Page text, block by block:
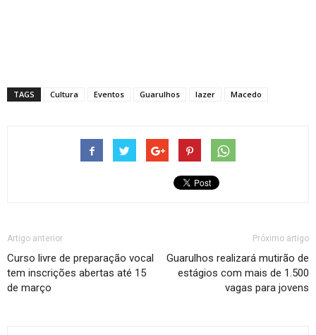
TAGS Cultura Eventos Guarulhos lazer Macedo
Artigo anterior
Curso livre de preparação vocal
tem inscrições abertas até 15
de março
Próximo artigo
Guarulhos realizará mutirão de
estágios com mais de 1.500
vagas para jovens